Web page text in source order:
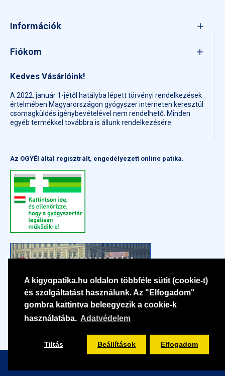
A kigyopatika.hu oldalon többféle sütit (cookie-t)
és szolgáltatást használunk. Az "Elfogadom"
gombra kattintva beleegyezik a cookie-k
használatába. Adatvédelem
Tiltás Beállítások Elfogadom
Információk
Fiókom
Kedves Vásárlóink!
A 2022. január 1-jétől hatályba lépett törvényi rendelkezések
értelmében Magyarországon gyógyszer interneten keresztül
csomagküldés igénybevételével nem rendelhető. Minden
egyéb termékkel továbbra is állunk rendelkezésére.
Az OGYÉI által regisztrált, engedélyezett online patika.